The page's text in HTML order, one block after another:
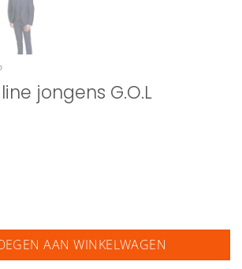
jongens G.O.L
G.O.L aantal
AAN WINKELWAGEN